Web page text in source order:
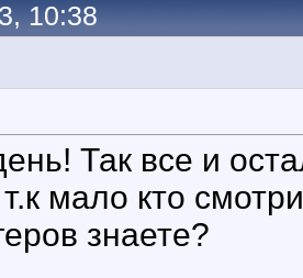
10:38
Так все и
т.к мало кто
знаете?